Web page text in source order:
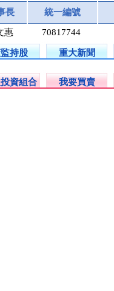
長 統一編號
惠 70817744
持股 重大新聞
資組合 我要買賣